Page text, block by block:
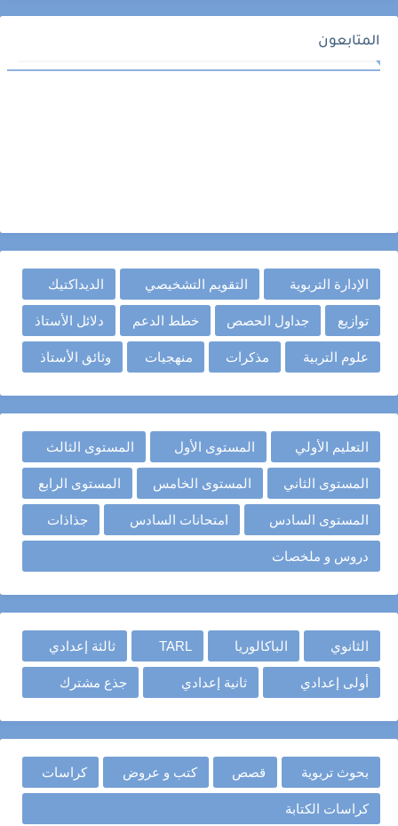
المتابعون
الإدارة التربوية التقويم التشخيصي الديداكتيك
توازيع جداول الحصص خطط الدعم دلائل الأستاذ
علوم التربية مذكرات منهجيات وثائق الأستاذ
التعليم الأولي المستوى الأول المستوى الثالث
المستوى الثاني المستوى الخامس المستوى الرابع
المستوى السادس امتحانات السادس جذاذات
دروس و ملخصات
الثانوي الباكالوريا TARL ثالثة إعدادي
أولى إعدادي ثانية إعدادي جذع مشترك
بحوث تربوية قصص كتب و عروض كراسات
كراسات الكتابة